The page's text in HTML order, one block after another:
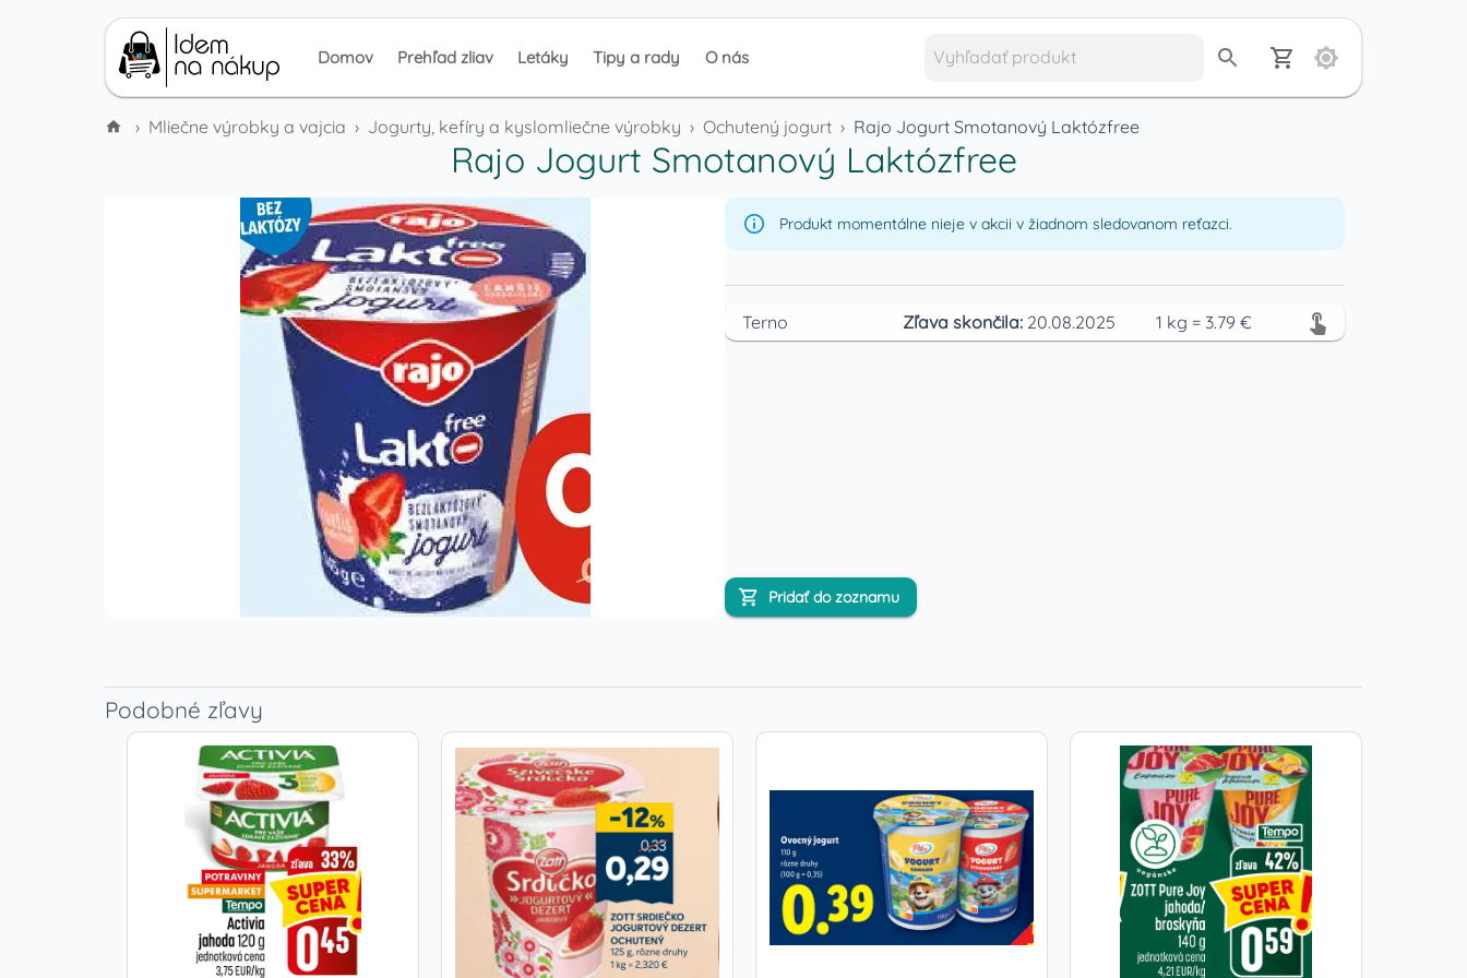
Domov Prehľad zliav Letáky Tipy a rady O nás
› Mliečne výrobky a vajcia › Jogurty, kefíry a kyslomliečne výrobky › Ochutený jogurt › Rajo Jogurt Smotanový Laktózfree
Rajo Jogurt Smotanový Laktózfree
Produkt momentálne nieje v akcii v žiadnom sledovanom reťazci.
Terno Zľava skončila: 20.08.2025 1 kg = 3.79 €
Pridať do zoznamu
Podobné zľavy